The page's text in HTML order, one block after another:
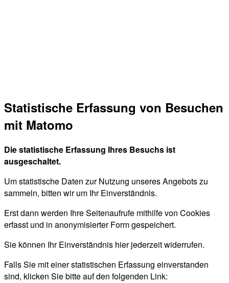
Statistische Erfassung von Besuchen
mit Matomo
Die statistische Erfassung Ihres Besuchs ist
ausgeschaltet.
Um statistische Daten zur Nutzung unseres Angebots zu
sammeln, bitten wir um Ihr Einverständnis.
Erst dann werden Ihre Seitenaufrufe mithilfe von Cookies
erfasst und in anonymisierter Form gespeichert.
Sie können Ihr Einverständnis hier jederzeit widerrufen.
Falls Sie mit einer statistischen Erfassung einverstanden
sind, klicken Sie bitte auf den folgenden Link: